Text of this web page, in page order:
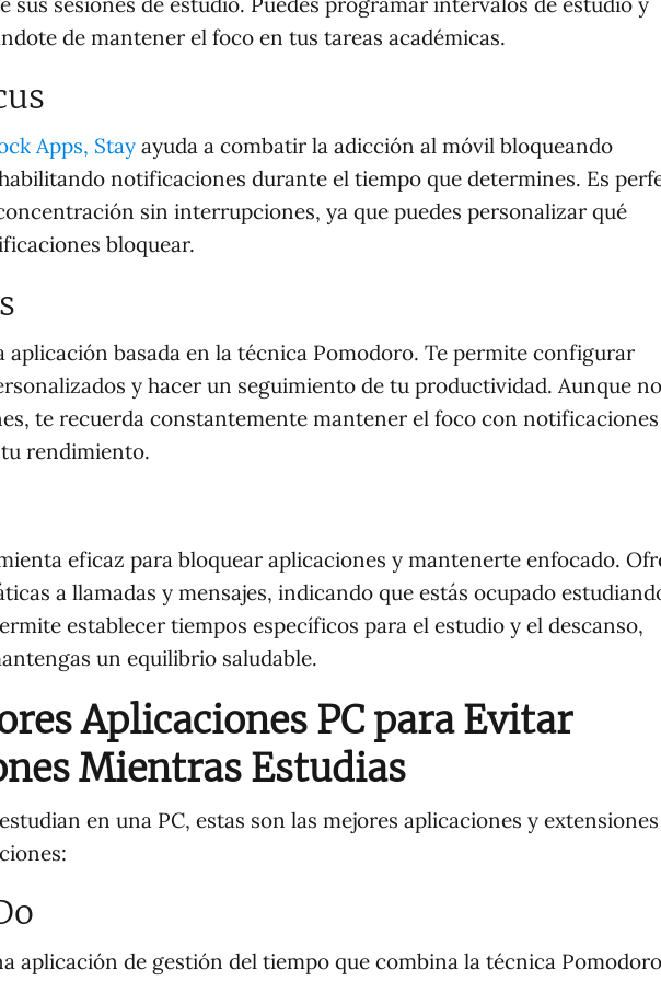
de mantener el foco en tus tareas académicas.
Apps, Stay ayuda a combatir la adicción al móvil bloqueando
notificaciones durante el tiempo que determines. Es
sin interrupciones, ya que puedes personalizar qué
bloquear.
aplicación basada en la técnica Pomodoro. Te permite configurar
y hacer un seguimiento de tu productividad. Aunque no
te recuerda constantemente mantener el foco con
rendimiento.
eficaz para bloquear aplicaciones y mantenerte enfocado.
a llamadas y mensajes, indicando que estás ocupado
establecer tiempos específicos para el estudio y el descanso,
un equilibrio saludable.
Aplicaciones PC para Evitar
Mientras Estudias
en una PC, estas son las mejores aplicaciones y extensiones
aplicación de gestión del tiempo que combina la técnica